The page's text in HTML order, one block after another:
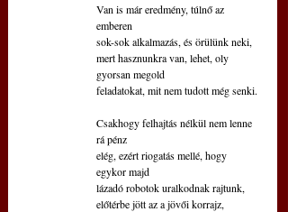
Van is már eredmény, túlnő az
emberen
sok-sok alkalmazás, és örülünk neki,
mert hasznunkra van, lehet, oly
gyorsan megold
feladatokat, mit nem tudott még senki.
Csakhogy felhajtás nélkül nem lenne
rá pénz
elég, ezért riogatás mellé, hogy
egykor majd
lázadó robotok uralkodnak rajtunk,
előtérbe jött az a jövői korrajz,